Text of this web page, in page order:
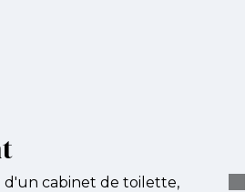
cabinet de toilette,